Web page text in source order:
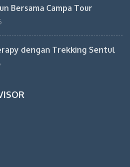
Bersama Campa Tour
dengan Trekking Sentul